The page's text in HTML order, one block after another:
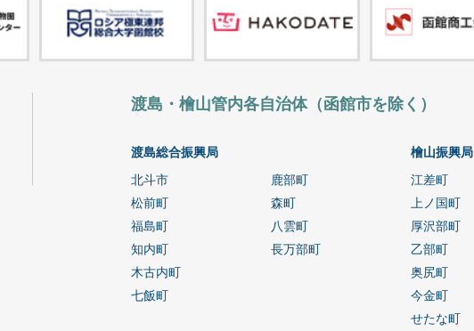
渡島・檜山管内各自治体（函館市を除く）
渡島総合振興局
北斗市
松前町
福島町
知内町
木古内町
七飯町
鹿部町
森町
八雲町
長万部町
檜山振興局
江差町
上ノ国町
厚沢部町
乙部町
奥尻町
今金町
せたな町